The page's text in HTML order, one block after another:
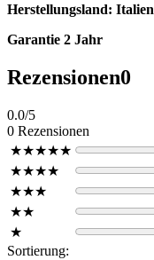
Herstellungsland: Italien
Garantie 2 Jahr
Rezensionen0
0.0/5
0 Rezensionen
★★★★★
★★★★
★★★
★★
★
Sortierung: